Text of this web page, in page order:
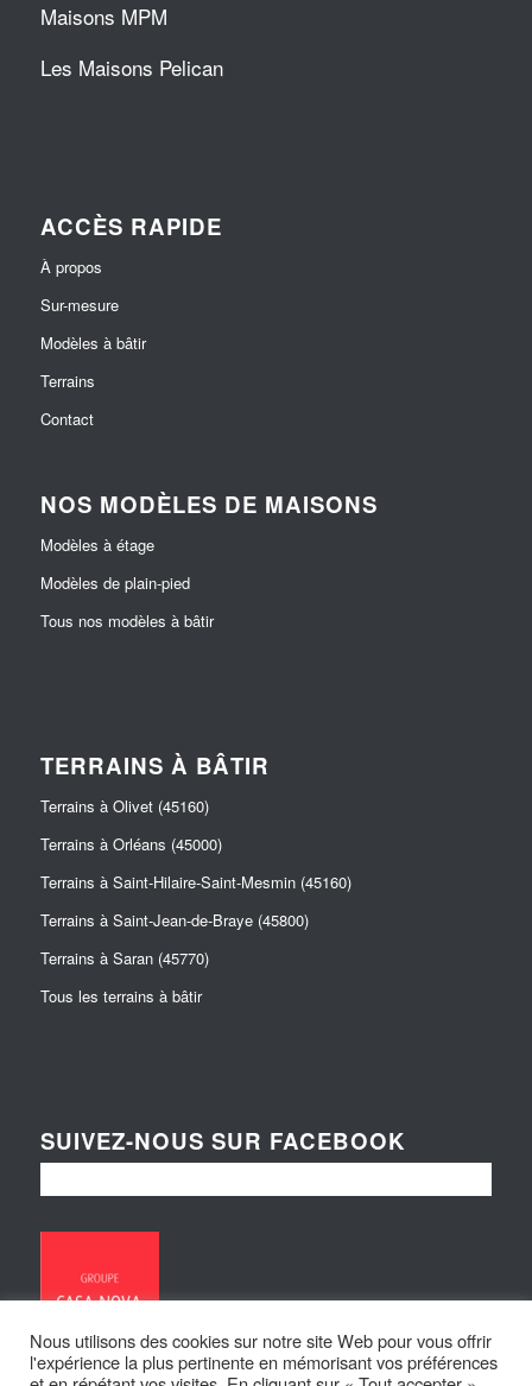
Maisons MPM
Les Maisons Pelican
ACCÈS RAPIDE
À propos
Sur-mesure
Modèles à bâtir
Terrains
Contact
NOS MODÈLES DE MAISONS
Modèles à étage
Modèles de plain-pied
Tous nos modèles à bâtir
TERRAINS À BÂTIR
Terrains à Olivet (45160)
Terrains à Orléans (45000)
Terrains à Saint-Hilaire-Saint-Mesmin (45160)
Terrains à Saint-Jean-de-Braye (45800)
Terrains à Saran (45770)
Tous les terrains à bâtir
SUIVEZ-NOUS SUR FACEBOOK
Nous utilisons des cookies sur notre site Web pour vous offrir
l'expérience la plus pertinente en mémorisant vos préférences